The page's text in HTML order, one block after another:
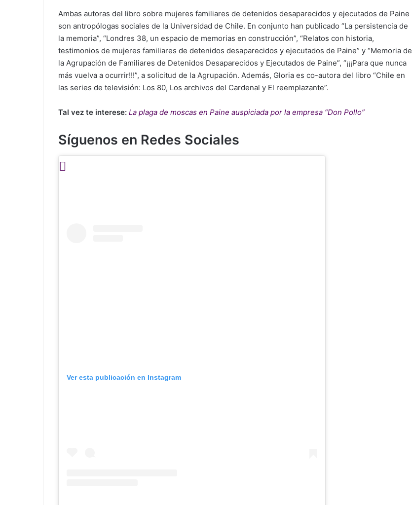
Ambas autoras del libro sobre mujeres familiares de detenidos desaparecidos y ejecutados de Paine
son antropólogas sociales de la Universidad de Chile. En conjunto han publicado “La persistencia de
la memoria”, “Londres 38, un espacio de memorias en construcción”, “Relatos con historia,
testimonios de mujeres familiares de detenidos desaparecidos y ejecutados de Paine” y “Memoria de
la Agrupación de Familiares de Detenidos Desaparecidos y Ejecutados de Paine”, “¡¡¡Para que nunca
más vuelva a ocurrir!!!”, a solicitud de la Agrupación. Además, Gloria es co-autora del libro “Chile en
las series de televisión: Los 80, Los archivos del Cardenal y El reemplazante”.
Tal vez te interese: La plaga de moscas en Paine auspiciada por la empresa “Don Pollo”
Síguenos en Redes Sociales
Ver esta publicación en Instagram